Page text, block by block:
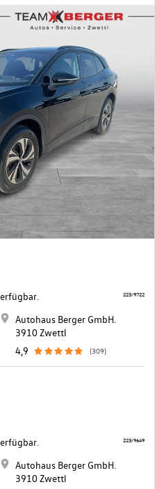
Autohaus Berger GmbH.
3910 Zwettl
4,9
(309)
223/9722
Autohaus Berger GmbH.
3910 Zwettl
223/9649